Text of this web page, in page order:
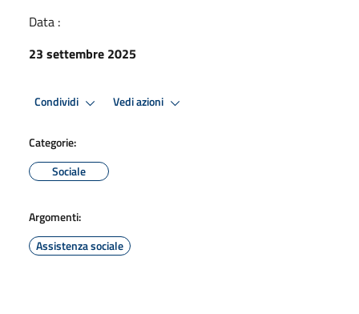
Data :
23 settembre 2025
Condividi Vedi azioni
Categorie:
Sociale
Argomenti:
Assistenza sociale